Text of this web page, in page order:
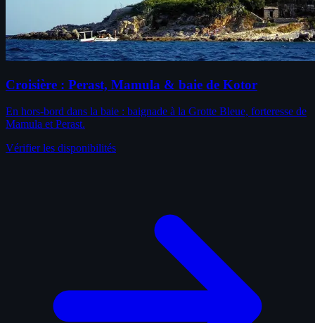
Croisière : Perast, Mamula & baie de Kotor
En hors-bord dans la baie : baignade à la Grotte Bleue, forteresse de
Mamula et Perast.
Vérifier les disponibilités